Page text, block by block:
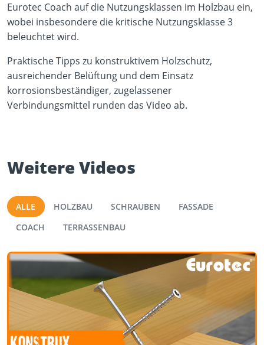
Eurotec Coach auf die Nutzungsklassen im Holzbau ein,
wobei insbesondere die kritische Nutzungsklasse 3
beleuchtet wird.
Praktische Tipps zu konstruktivem Holzschutz,
ausreichender Belüftung und dem Einsatz
korrosionsbeständiger, zugelassener
Verbindungsmittel runden das Video ab.
Weitere Videos
ALLE HOLZBAU SCHRAUBEN
FASSADE
COACH
TERRASSENBAU